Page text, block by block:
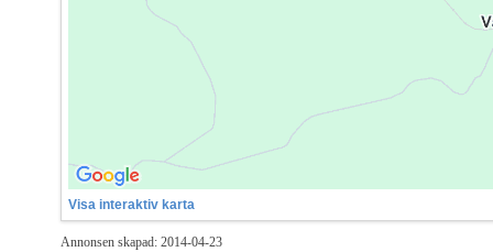
Visa interaktiv karta
Annonsen skapad: 2014-04-23